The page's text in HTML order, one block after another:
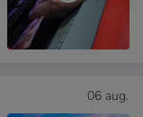
06 aug.